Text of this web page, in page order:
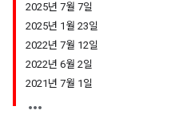
2025년 7월 7일
2025년 1월 23일
2022년 7월 12일
2022년 6월 2일
2021년 7월 1일